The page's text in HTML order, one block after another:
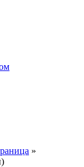
»